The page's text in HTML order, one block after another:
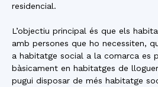
residencial.
L’objectiu principal és que els
amb persones que ho necessiten,
a habitatge social a la comarca es
bàsicament en habitatges de
pugui disposar de més habitatge